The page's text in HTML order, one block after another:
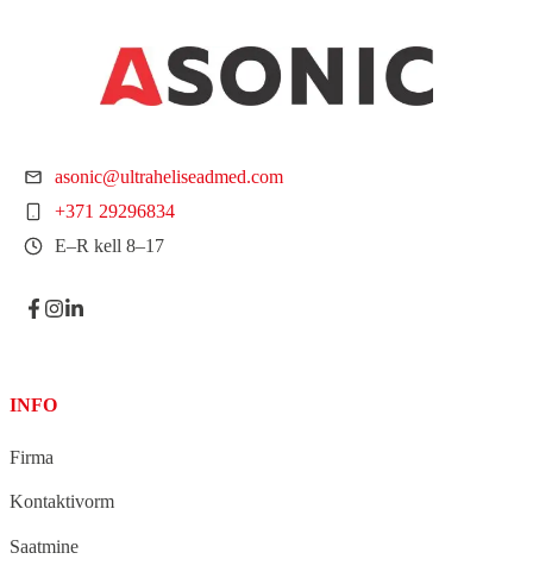
asonic@ultraheliseadmed.com
+371 29296834
E–R kell 8–17
INFO
Firma
Kontaktivorm
Saatmine